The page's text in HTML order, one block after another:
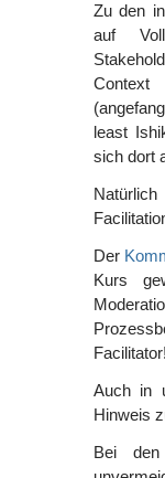
Zu den
auf
Context
least
sich dort
Der
Kurs
Facilitator!
Auch in
Hinweis
Bei